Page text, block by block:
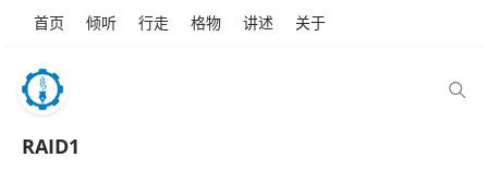
首页 倾听 行走 格物 讲述 关于
RAID1